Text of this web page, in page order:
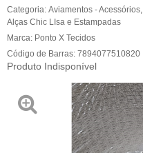
Categoria: Aviamentos - Acessórios,
Alças Chic LIsa e Estampadas
Marca: Ponto X Tecidos
Código de Barras: 7894077510820
Produto Indisponível